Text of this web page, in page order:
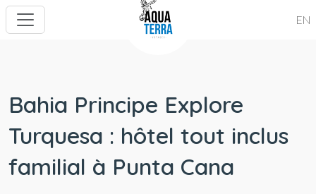
EN
Bahia Principe Explore
Turquesa : hôtel tout inclus
familial à Punta Cana